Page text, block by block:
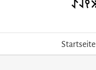
Startseite